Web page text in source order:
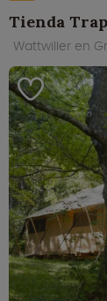
Tienda
Wattwiller en